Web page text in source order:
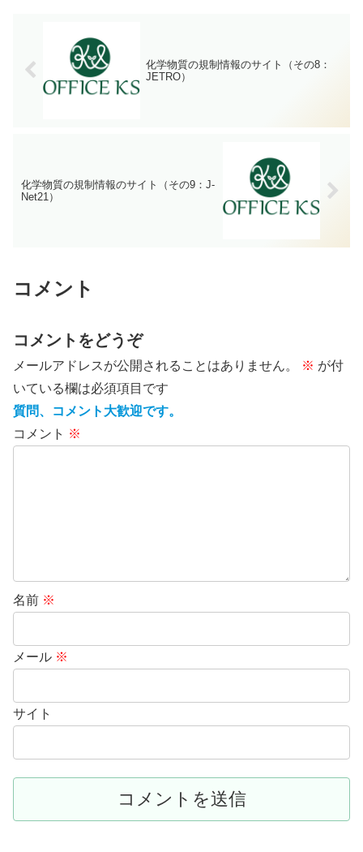
化学物質の規制情報のサイト（その8：
JETRO）
化学物質の規制情報のサイト（その9：J-
Net21）
コメント
コメントをどうぞ
メールアドレスが公開されることはありません。 ※ が付
いている欄は必須項目です
質問、コメント大歓迎です。
コメント ※
名前 ※
メール ※
サイト